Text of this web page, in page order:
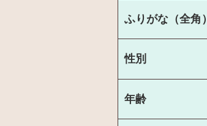
ふりがな（全角）
性別
年齢